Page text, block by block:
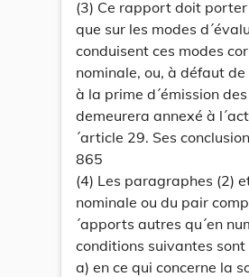
(3) Ce rapport doit
que sur les modes
conduisent ces modes
nominale, ou, à défaut
à la prime d´émission
demeurera annexé à
´article 29. Ses
865
(4) Les paragraphes (2)
nominale ou du pair
´apports autres qu´en
conditions suivantes sont
a) en ce qui concerne la